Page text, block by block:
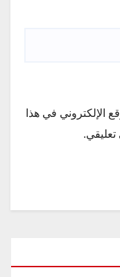
الإلكتروني في هذا
تعليقي.